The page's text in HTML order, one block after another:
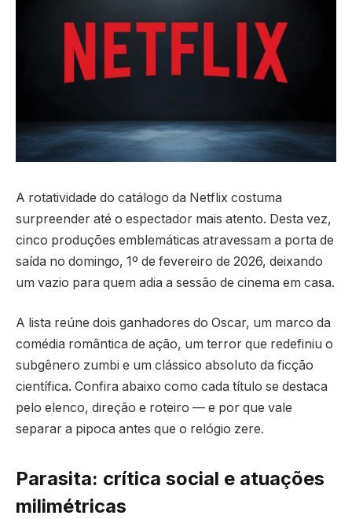
A rotatividade do catálogo da Netflix costuma
surpreender até o espectador mais atento. Desta vez,
cinco produções emblemáticas atravessam a porta de
saída no domingo, 1º de fevereiro de 2026, deixando
um vazio para quem adia a sessão de cinema em casa.
A lista reúne dois ganhadores do Oscar, um marco da
comédia romântica de ação, um terror que redefiniu o
subgênero zumbi e um clássico absoluto da ficção
científica. Confira abaixo como cada título se destaca
pelo elenco, direção e roteiro — e por que vale
separar a pipoca antes que o relógio zere.
Parasita: crítica social e atuações
milimétricas